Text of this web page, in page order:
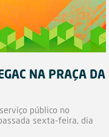
NA PRAÇA DA
público no
sexta-feira, dia